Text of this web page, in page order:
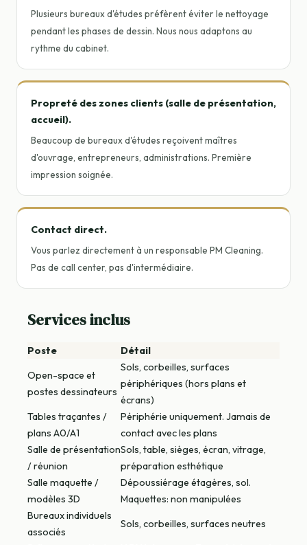
Plusieurs bureaux d'études préfèrent éviter le nettoyage
pendant les phases de dessin. Nous nous adaptons au
rythme du cabinet.
Propreté des zones clients (salle de présentation,
accueil).
Beaucoup de bureaux d'études reçoivent maîtres
d'ouvrage, entrepreneurs, administrations. Première
impression soignée.
Contact direct.
Vous parlez directement à un responsable PM Cleaning.
Pas de call center, pas d'intermédiaire.
Services inclus
Poste
Détail
Open-space et
postes dessinateurs
Sols, corbeilles, surfaces
périphériques (hors plans et
écrans)
Tables traçantes /
plans A0/A1
Périphérie uniquement. Jamais de
contact avec les plans
Salle de présentation
/ réunion
Sols, table, sièges, écran, vitrage,
préparation esthétique
Salle maquette /
modèles 3D
Dépoussiérage étagères, sol.
Maquettes: non manipulées
Bureaux individuels
associés
Sols, corbeilles, surfaces neutres